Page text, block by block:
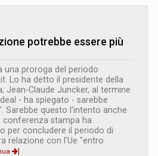
potrebbe essere più
una proroga del periodo
Lo ha detto il presidente della
Jean-Claude Juncker, al termine
- ha spiegato - sarebbe
Sarebbe questo l'intento anche
conferenza stampa ha
per concludere il periodo di
relazione con l'Ue "entro
]